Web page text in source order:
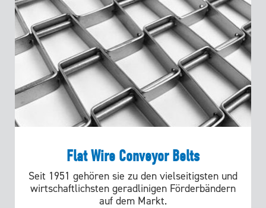
Flat Wire Conveyor Belts
Seit 1951 gehören sie zu den vielseitigsten und
wirtschaftlichsten geradlinigen Förderbändern
auf dem Markt.